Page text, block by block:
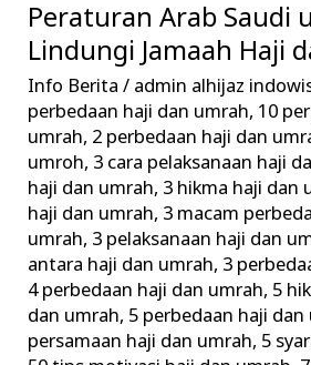
Peraturan Arab Saudi
Lindungi Jamaah Haji
Info Berita / admin alhijaz
perbedaan haji dan umrah, 10
umrah, 2 perbedaan haji dan
umroh, 3 cara pelaksanaan haji
haji dan umrah, 3 hikma haji dan
haji dan umrah, 3 macam
umrah, 3 pelaksanaan haji dan
antara haji dan umrah, 3
4 perbedaan haji dan umrah, 5
dan umrah, 5 perbedaan haji dan
persamaan haji dan umrah, 5
Peraturan
Arab
Saudi
untuk
Lindungi
Jamaah
Haji
dan
Umrah